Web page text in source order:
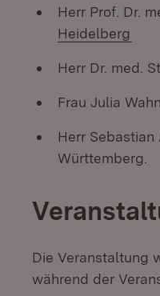
Herr Prof. Dr.
Heidelberg
Herr Dr. med.
Frau Julia
Herr
Württemberg.
Die Veranstaltung
während der